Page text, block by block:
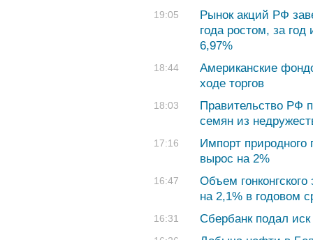
19:05
Рынок акций РФ
года ростом, за
6,97%
18:44
Американские
ходе торгов
18:03
Правительство РФ
семян из
17:16
Импорт природного
вырос на 2%
16:47
Объем
на 2,1% в годовом
16:31 Сбербанк подал